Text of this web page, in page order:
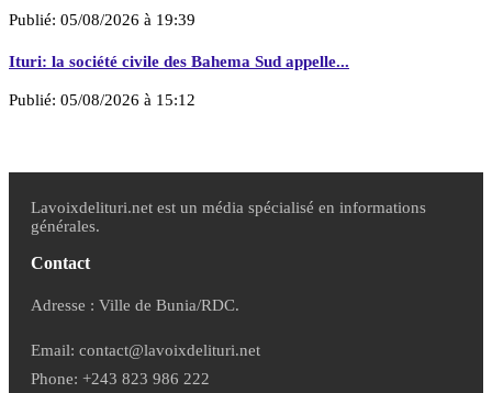
Publié: 05/08/2026 à 19:39
Ituri: la société civile des Bahema Sud appelle...
Publié: 05/08/2026 à 15:12
Lavoixdelituri.net est un média spécialisé en informations
générales.
Contact
Adresse : Ville de Bunia/RDC.
Email: contact@lavoixdelituri.net
Phone: +243 823 986 222